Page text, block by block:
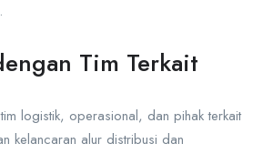
Tim Terkait
logistik, operasional, dan pihak terkait
kelancaran alur distribusi dan